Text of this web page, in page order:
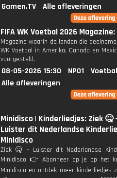
Gamen.TV
Alle afleveringen
FIFA WK Voetbal 2026
Magazine waarin de landen die
WK Voetbal in Amerika, Canada en
voorgesteld.
08-05-2026 15:30 NPO1
Alle afleveringen
Minidisco | Kinderliedjes: Ziek 🤒
Luister dit Nederlandse
Minidisco
Ziek 🤒 - Luister dit Nederlandse
Minidisco 👉 Abonneer op je op het
Minidisco en ontdek meer kinderliedjes